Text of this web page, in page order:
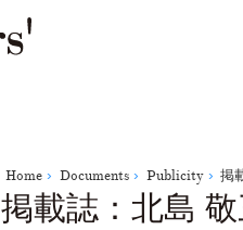
Home Documents Publicity 掲
掲載誌：北島